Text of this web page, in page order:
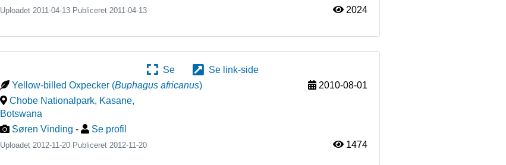
Uploadet 2011-04-13 Publiceret 2011-04-13 2024
Se
Se link-side
Yellow-billed Oxpecker (Buphagus africanus)
2010-08-01
Chobe Nationalpark, Kasane,
Botswana
Søren Vinding - Se profil
Uploadet 2012-11-20 Publiceret2012-11-20 1474